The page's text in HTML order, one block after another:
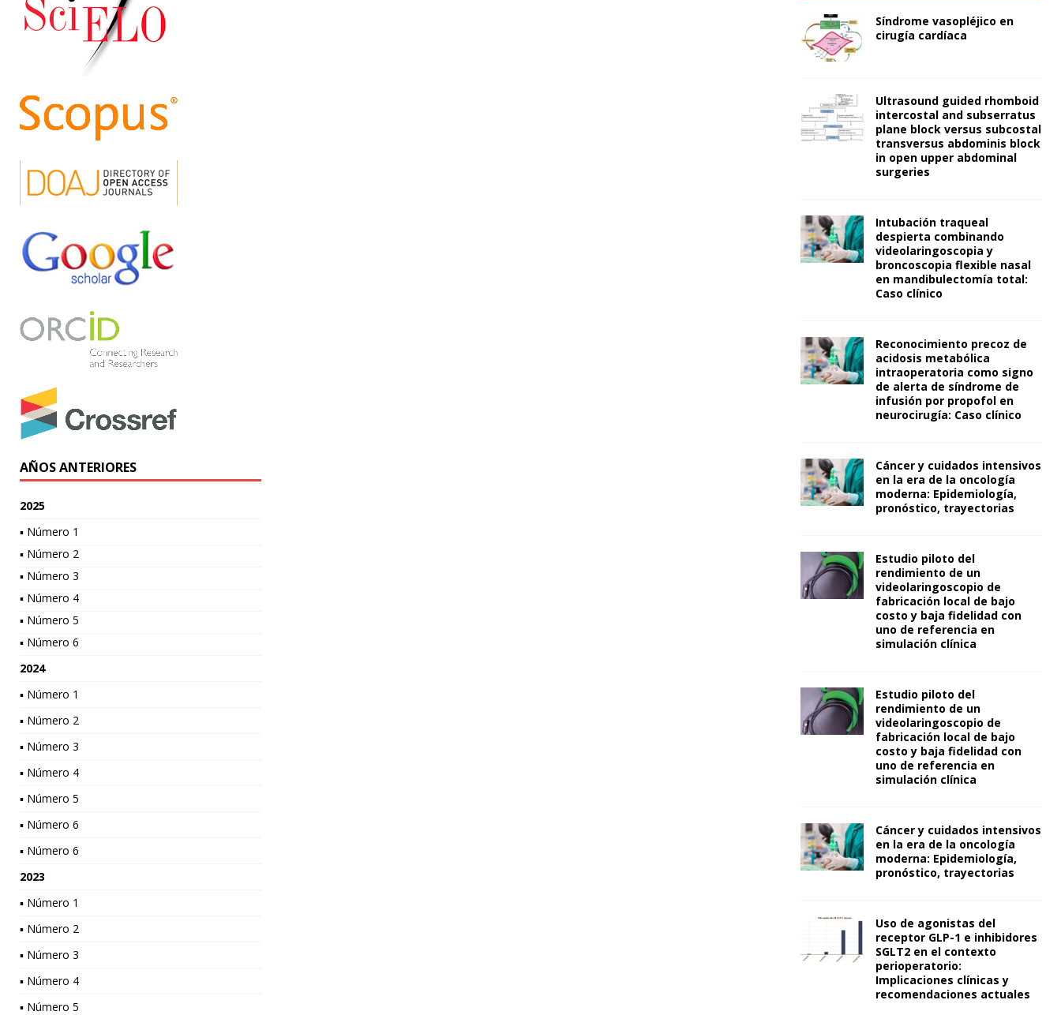
AÑOS ANTERIORES
2025
▪ Número 1
▪ Número 2
▪ Número 3
▪ Número 4
▪ Número 5
▪ Número 6
2024
▪ Número 1
▪ Número 2
▪ Número 3
▪ Número 4
▪ Número 5
▪ Número 6
▪ Número 6
2023
▪ Número 1
▪ Número 2
▪ Número 3
▪ Número 4
▪ Número 5
Síndrome vasopléjico en
cirugía cardíaca
Ultrasound guided rhomboid
intercostal and subserratus
plane block versus subcostal
transversus abdominis block
in open upper abdominal
surgeries
Intubación traqueal
despierta combinando
videolaringoscopia y
broncoscopia flexible nasal
en mandibulectomía total:
Caso clínico
Reconocimiento precoz de
acidosis metabólica
intraoperatoria como signo
de alerta de síndrome de
infusión por propofol en
neurocirugía: Caso clínico
Cáncer y cuidados intensivos
en la era de la oncología
moderna: Epidemiología,
pronóstico, trayectorias
Estudio piloto del
rendimiento de un
videolaringoscopio de
fabricación local de bajo
costo y baja fidelidad con
uno de referencia en
simulación clínica
Estudio piloto del
rendimiento de un
videolaringoscopio de
fabricación local de bajo
costo y baja fidelidad con
uno de referencia en
simulación clínica
Cáncer y cuidados intensivos
en la era de la oncología
moderna: Epidemiología,
pronóstico, trayectorias
Uso de agonistas del
receptor GLP-1 e inhibidores
SGLT2 en el contexto
perioperatorio:
Implicaciones clínicas y
recomendaciones actuales